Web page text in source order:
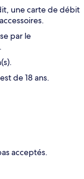
une carte de débit
par le
de 18 ans.
acceptés.